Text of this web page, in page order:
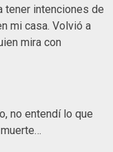
tener intenciones de
mi casa. Volvió a
mira con
no entendí lo que